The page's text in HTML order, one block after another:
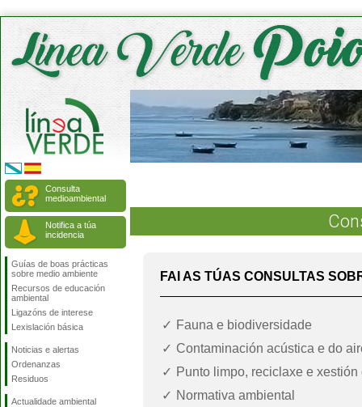
Consulta
medioambiental
Notifica a túa
incidencia
Guías de boas prácticas
sobre medio ambiente
Recursos de educación
ambiental
Ligazóns de interese
Lexislación básica
Noticias e alertas
Ordenanzas
Residuos
Actualidade ambiental
FAI AS TÚAS CONSULTAS
Fauna e biodiversidade
Contaminación acústica e do
Punto limpo, reciclaxe e xestión
Normativa ambiental